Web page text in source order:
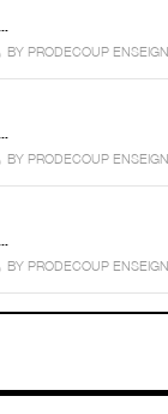
BY PRODECOUP
BY PRODECOUP
BY PRODECOUP